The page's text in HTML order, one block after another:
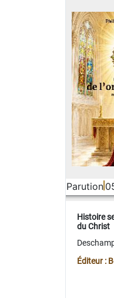
Parution
Histoire
du Christ
Éditeur :